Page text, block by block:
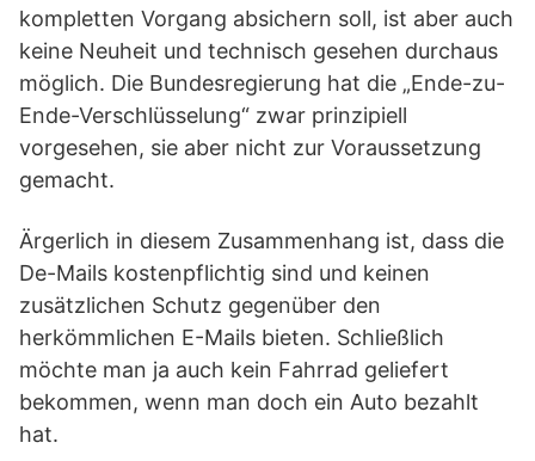
kompletten Vorgang absichern soll, ist aber auch
keine Neuheit und technisch gesehen durchaus
möglich. Die Bundesregierung hat die „Ende-zu-
Ende-Verschlüsselung“ zwar prinzipiell
vorgesehen, sie aber nicht zur Voraussetzung
gemacht.
Ärgerlich in diesem Zusammenhang ist, dass die
De-Mails kostenpflichtig sind und keinen
zusätzlichen Schutz gegenüber den
herkömmlichen E-Mails bieten. Schließlich
möchte man ja auch kein Fahrrad geliefert
bekommen, wenn man doch ein Auto bezahlt
hat.